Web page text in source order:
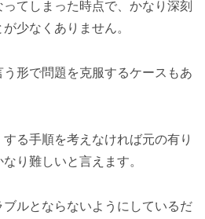
てしまった時点で、かなり深刻
少なくありません。
形で問題を克服するケースもあ
る手順を考えなければ元の有り
り難しいと言えます。
ルとならないようにしているだ